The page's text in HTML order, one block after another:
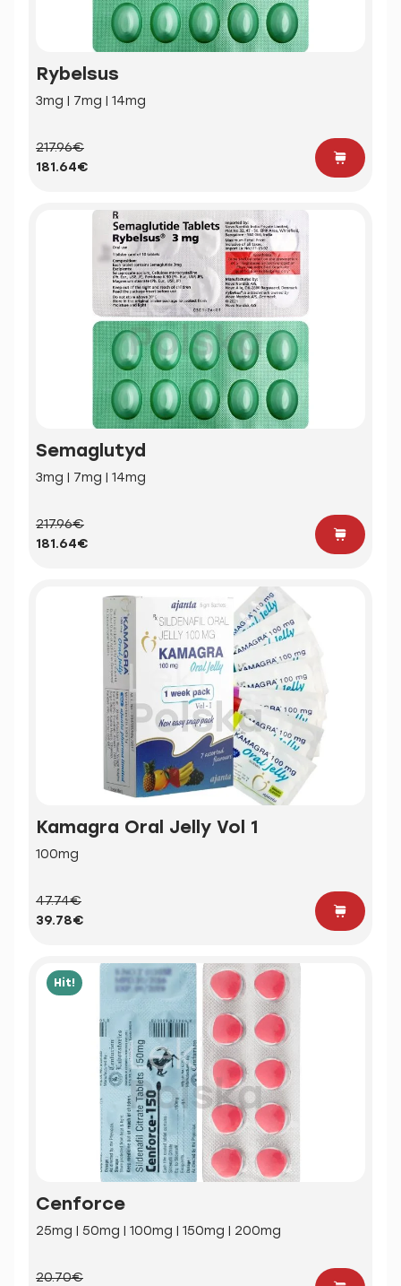
Rybelsus
3mg | 7mg | 14mg
217.96€
181.64€
Semaglutyd
3mg | 7mg | 14mg
217.96€
181.64€
Kamagra Oral Jelly Vol 1
100mg
47.74€
39.78€
Hit!
Cenforce
25mg | 50mg | 100mg | 150mg | 200mg
20.70€